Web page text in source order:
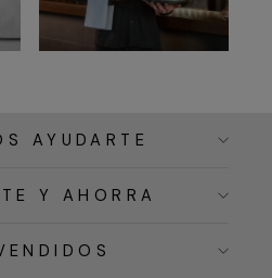
AYUDARTE
Y AHORRA